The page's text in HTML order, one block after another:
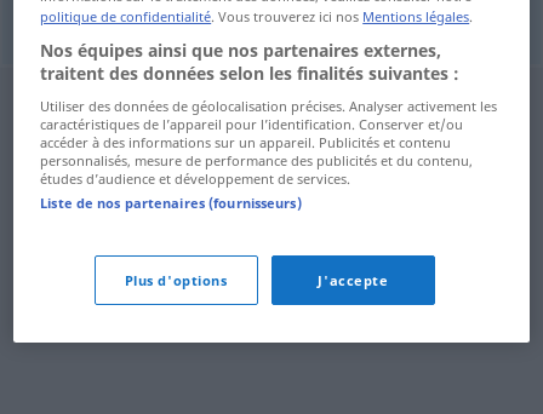
netto- Netto-
politique de confidentialité. Vous trouverez ici nos Mentions légales.
Nos équipes ainsi que nos partenaires externes,
traitent des données selon les finalités suivantes :
Utiliser des données de géolocalisation précises. Analyser activement les
caractéristiques de l’appareil pour l’identification. Conserver et/ou
accéder à des informations sur un appareil. Publicités et contenu
personnalisés, mesure de performance des publicités et du contenu,
études d’audience et développement de services.
Liste de nos partenaires (fournisseurs)
Plus d'options J'accepte